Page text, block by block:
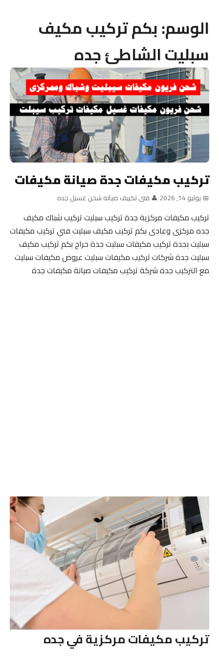
الوسم:بكم تركيب مكيف
سبليت الشاطئ جده
تركيب مكيفات جدة صيانة مكيفات
📅 يوليو 14, 2026 |👤 فنى تكييف صيانه شحن غسيل جده
تركيب مكيفات مركزية جدة تركيب سبليت تركيب شباك مكيف
جده مركزى وعادى بكم تركيب مكيف سبليت فني تركيب مكيفات
سبليت بجدة تركيب مكيفات سبليت جدة حراج بكم تركيب مكيف
سبليت جدة شركات تركيب مكيفات سبليت عروض مكيفات سبليت
مع التركيب جدة شركة تركيب مكيفات صيانة مكيفات جدة
تركيب مكيفات مركزية في جده